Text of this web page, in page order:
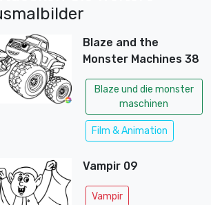
Blaze and the
Monster Machines 38
Blaze und die monster
maschinen
Film & Animation
Vampir 09
Vampir